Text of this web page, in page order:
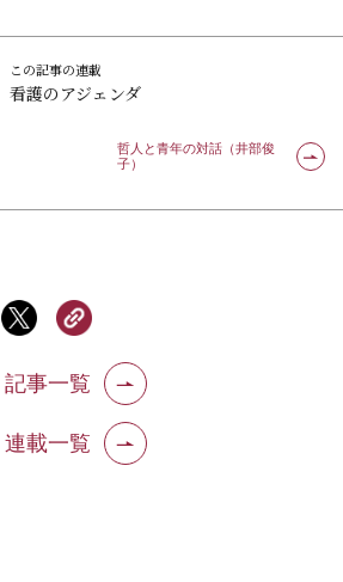
この記事の連載
看護のアジェンダ
哲人と青年の対話（井部俊
子）
記事一覧
連載一覧